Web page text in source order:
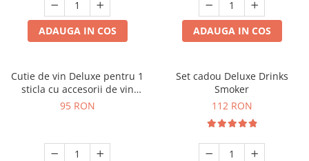
ADAUGA IN COS ADAUGA IN COS
Cutie de vin Deluxe pentru 1
sticla cu accesorii de vin
incluse interior oranj
95 RON
Set cadou Deluxe Drinks
Smoker
112 RON